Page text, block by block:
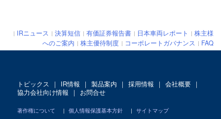
IRニュース 決算短信 有価証券報告書 日本車両レポート
株主様
へのご案内
株主優待制度 コーポレートガバナンス FAQ
トピックス ｜ IR情報 ｜ 製品案内 ｜ 採用情報 ｜ 会社概要
｜
協力会社向け情報
｜ お問合せ
著作権について | 個人情報保護基本方針 | サイトマップ